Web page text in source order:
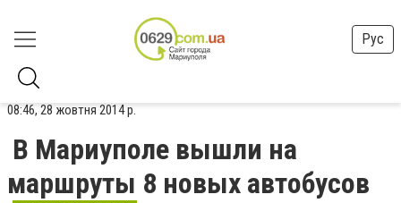
Рус
08:46, 28 жовтня 2014 р.
В Мариуполе вышли на
маршруты 8 новых автобусов